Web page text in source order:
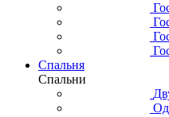
Спальня
Спальни